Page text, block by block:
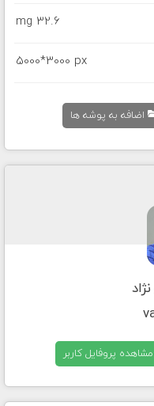
32.6 mg
5000*3000 px
اضافه به پوشه ها
مشاهده پروفایل کاربر